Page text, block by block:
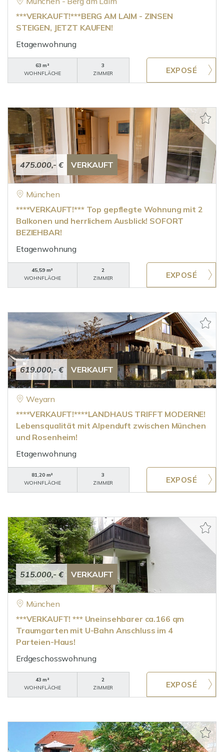
***VERKAUFT!***BERG AM LAIM - ZINSEN
STEIGEN, JETZT KAUFEN!
Etagenwohnung
63 m²
WOHNFLÄCHE
3
ZIMMER
475.000,- € VERKAUFT
München
****VERKAUFT!*** Top gepflegte Wohnung mit 2
Balkonen und herrlichem Ausblick! SOFORT
BEZIEHBAR!
Etagenwohnung
45,59 m²
WOHNFLÄCHE
2
ZIMMER
619.000,- € VERKAUFT
Weyarn
****VERKAUFT!****LANDHAUS TRIFFT MODERNE!
Lebensqualität mit Alpenduft zwischen München
und Rosenheim!
Etagenwohnung
81,20 m²
WOHNFLÄCHE
3
ZIMMER
515.000,- € VERKAUFT
München
***VERKAUFT! *** Uneinsehbarer ca.166 qm
Traumgarten mit U-Bahn Anschluss im 4
Parteien-Haus!
Erdgeschosswohnung
43 m²
WOHNFLÄCHE
2
ZIMMER